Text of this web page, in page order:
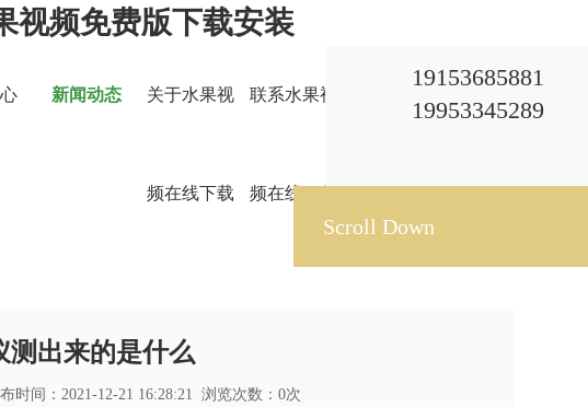
视频免费版下载安装
19153685881
19953345289
新闻动态 关于水果视
频在线下载
联系水果视
频在线下载
Scroll Down
测出来的是什么
时间：2021-12-21 16:28:21 浏览次数： 0次